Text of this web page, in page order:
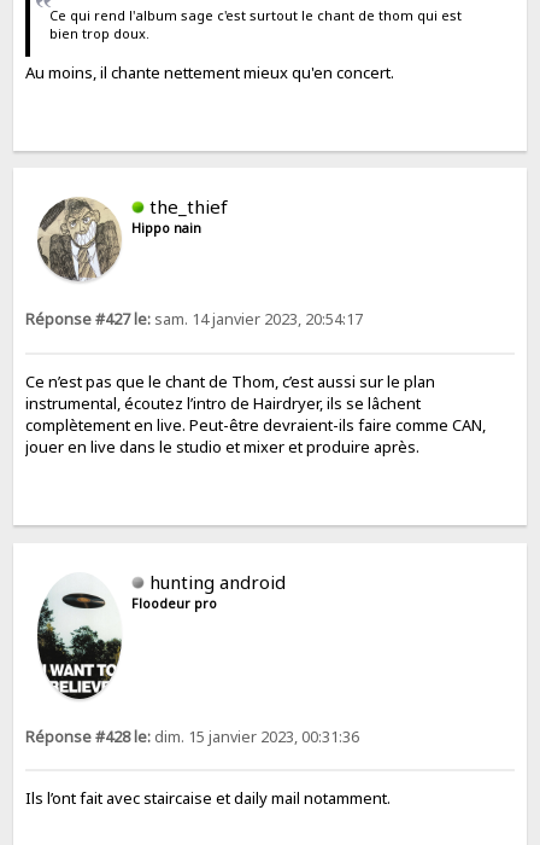
Ce qui rend l'album sage c'est surtout le chant de thom qui est
bien trop doux.
Au moins, il chante nettement mieux qu'en concert.
the_thief
Hippo nain
Réponse #427 le: sam. 14 janvier 2023, 20:54:17
Ce n’est pas que le chant de Thom, c’est aussi sur le plan
instrumental, écoutez l’intro de Hairdryer, ils se lâchent
complètement en live. Peut-être devraient-ils faire comme CAN,
jouer en live dans le studio et mixer et produire après.
hunting android
Floodeur pro
Réponse #428 le: dim. 15 janvier 2023, 00:31:36
Ils l’ont fait avec staircaise et daily mail notamment.